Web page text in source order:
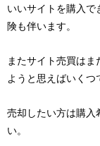
いいサイトを購入
険も伴います。
またサイト売買は
ようと思えばいくつ
売却したい方は購入
い。